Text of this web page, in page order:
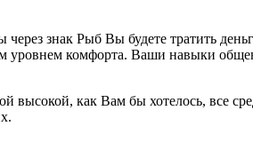
знак Рыб Вы будете тратить
уровнем комфорта. Ваши навыки
высокой, как Вам бы хотелось, все